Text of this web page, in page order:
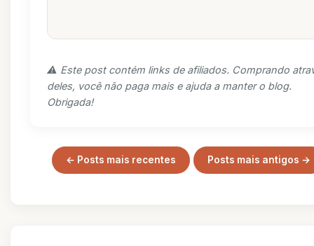
⚠️ Este post contém links de afiliados. Comprando
deles, você não paga mais e ajuda a manter o blog.
Obrigada!
← Posts mais recentes Posts mais antigos →